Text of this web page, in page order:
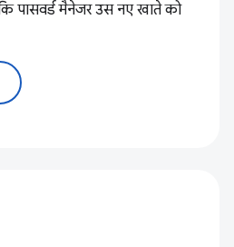
पासवर्ड मैनेजर उस नए खाते को